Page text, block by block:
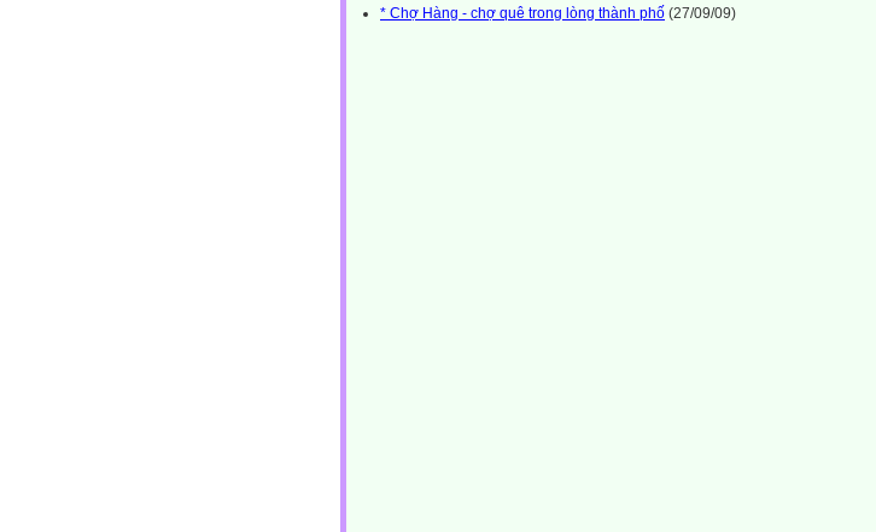
* Chợ Hàng - chợ quê trong lòng thành phố (27/09/09)